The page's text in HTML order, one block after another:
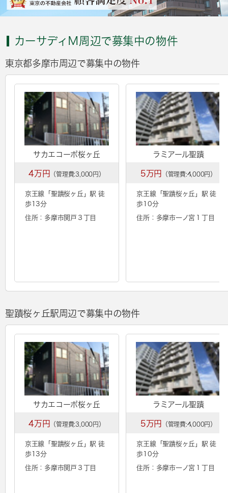
カーサディＭ周辺で募集中の物件
東京都多摩市周辺で募集中の物件
サカエコーポ桜ヶ丘
4万円 （管理費:3,000円）
京王線「 聖蹟桜ヶ丘 」駅 徒
歩13分
住所：多摩市関戸３丁目
ラミアール聖蹟
5万円 （管理費:4,000円）
京王線「聖蹟桜ヶ丘 」駅 徒
歩10分
住所：多摩市一ノ宮１丁目
聖蹟桜ヶ丘駅周辺で募集中の物件
サカエコーポ桜ヶ丘
4万円 （管理費:3,000円）
京王線「 聖蹟桜ヶ丘 」駅 徒
歩13分
住所：多摩市関戸３丁目
ラミアール聖蹟
5万円 （管理費:4,000円）
京王線「聖蹟桜ヶ丘 」駅 徒
歩10分
住所：多摩市一ノ宮１丁目